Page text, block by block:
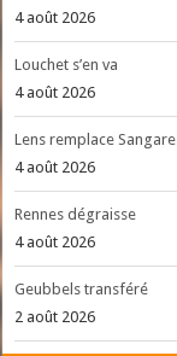
4 août 2026
Louchet s’en va
4 août 2026
Lens remplace Sangare
4 août 2026
Rennes dégraisse
4 août 2026
Geubbels transféré
2 août 2026